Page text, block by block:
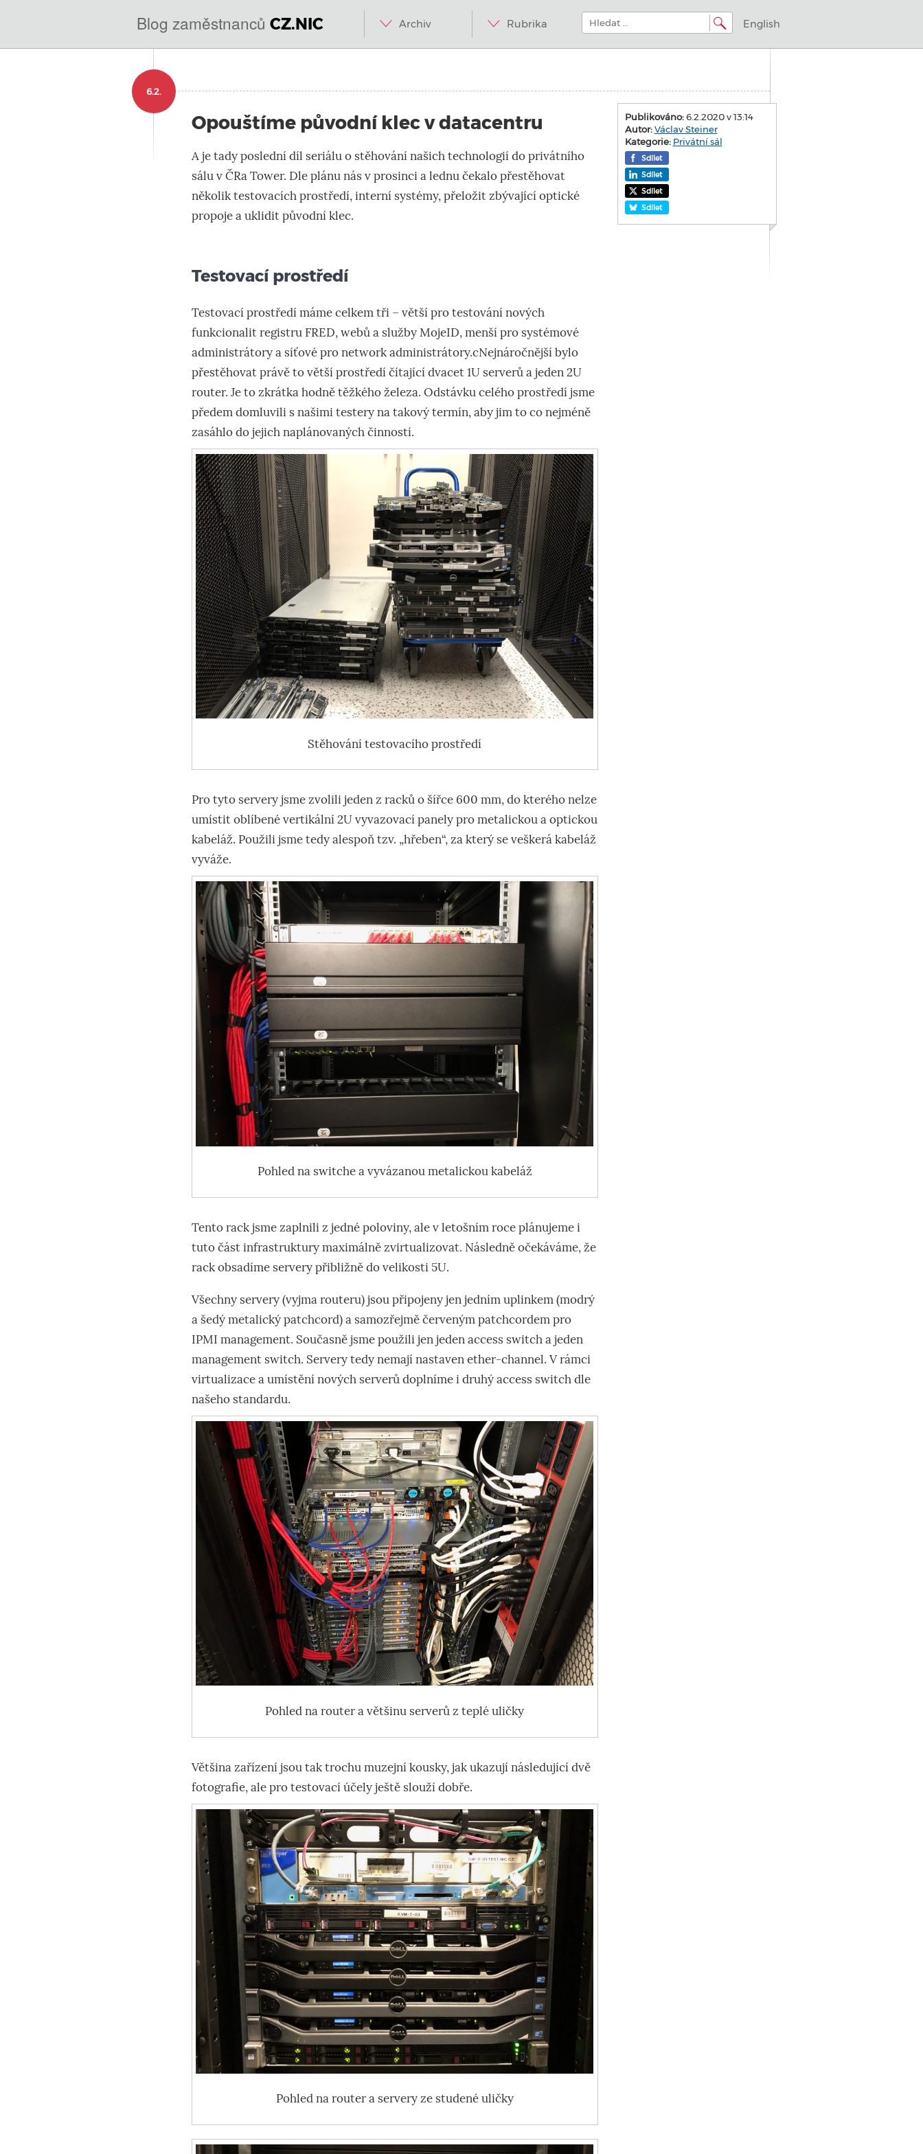
Blog zaměstnanců CZ.NIC
@
SOA
domény.dns.enum.mojeid.internet.
obsah
Archiv Rubrika English
Hledat:
Opouštíme původní klec v datacentru
6.2.
A je tady poslední díl seriálu o stěhování našich technologií do privátního
sálu v ČRa Tower. Dle plánu nás v prosinci a lednu čekalo přestěhovat
několik testovacích prostředí, interní systémy, přeložit zbývající optické
propoje a uklidit původní klec.
Testovací prostředí
Testovací prostředí máme celkem tři – větší pro testování nových
funkcionalit registru FRED, webů a služby MojeID, menší pro systémové
administrátory a síťové pro network administrátory.cNejnáročnější bylo
přestěhovat právě to větší prostředí čítající dvacet 1U serverů a jeden 2U
router. Je to zkrátka hodně těžkého železa. Odstávku celého prostředí jsme
předem domluvili s našimi testery na takový termín, aby jim to co nejméně
zasáhlo do jejich naplánovaných činností.
Stěhování testovacího prostředí
Pro tyto servery jsme zvolili jeden z racků o šířce 600 mm, do kterého nelze
umístit oblíbené vertikální 2U vyvazovací panely pro metalickou a optickou
kabeláž. Použili jsme tedy alespoň tzv. „hřeben“, za který se veškerá kabeláž
vyváže.
Pohled na switche a vyvázanou metalickou kabeláž
Tento rack jsme zaplnili z jedné poloviny, ale v letošním roce plánujeme i
tuto část infrastruktury maximálně zvirtualizovat. Následně očekáváme, že
rack obsadíme servery přibližně do velikosti 5U.
Všechny servery (vyjma routeru) jsou připojeny jen jedním uplinkem (modrý
a šedý metalický patchcord) a samozřejmě červeným patchcordem pro
IPMI management. Současně jsme použili jen jeden access switch a jeden
management switch. Servery tedy nemají nastaven ether-channel. V rámci
virtualizace a umístění nových serverů doplníme i druhý access switch dle
našeho standardu.
Pohled na router a většinu serverů z teplé uličky
Většina zařízení jsou tak trochu muzejní kousky, jak ukazují následující dvě
fotografie, ale pro testovací účely ještě slouží dobře.
Pohled na router a servery ze studené uličky
Publikováno:6.2.2020 v 13:14
Autor: Václav Steiner
Kategorie: Privátní sál
Sdílet
Sdílet
Sdílet
Sdílet